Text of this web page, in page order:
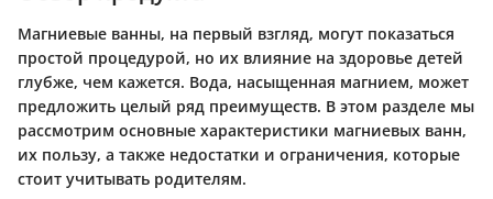
Магниевые ванны, на первый взгляд, могут показаться
простой процедурой, но их влияние на здоровье детей
глубже, чем кажется. Вода, насыщенная магнием, может
предложить целый ряд преимуществ. В этом разделе мы
рассмотрим основные характеристики магниевых ванн,
их пользу, а также недостатки и ограничения, которые
стоит учитывать родителям.